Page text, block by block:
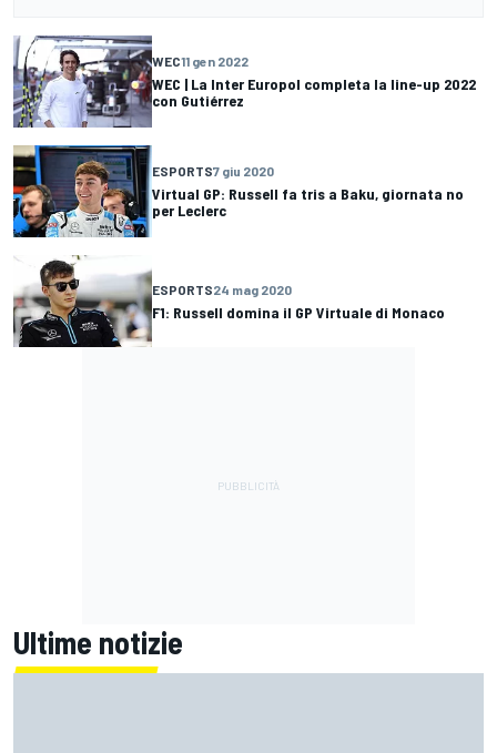
WEC11 gen 2022
WEC | La Inter Europol completa la line-up 2022
con Gutiérrez
ESPORTS7 giu 2020
Virtual GP: Russell fa tris a Baku, giornata no
per Leclerc
ESPORTS24 mag 2020
F1: Russell domina il GP Virtuale di Monaco
Ultime notizie